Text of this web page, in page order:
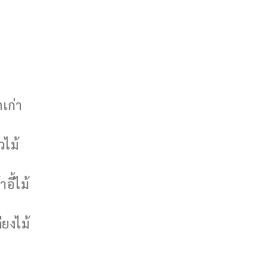
ก่า
ไม้
อี้ไม้
งไม้